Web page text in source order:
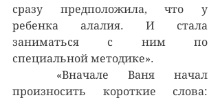
сразу предположила, что у
ребенка алалия. И стала
заниматься с ним по
специальной методике».
произносить короткие слова: